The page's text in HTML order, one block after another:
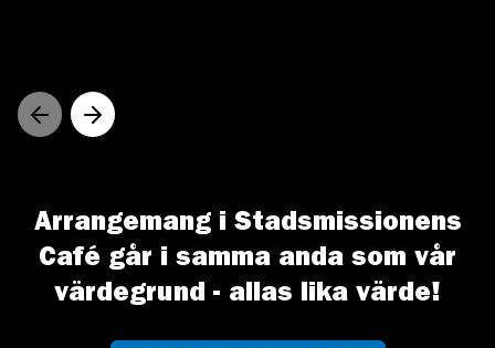
Arrangemang i Stadsmissionens
Café går i samma anda som vår
värdegrund - allas lika värde!